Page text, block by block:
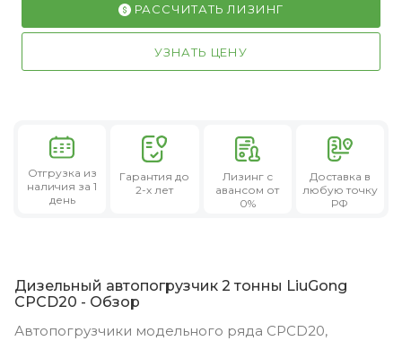
РАССЧИТАТЬ ЛИЗИНГ
УЗНАТЬ ЦЕНУ
Отгрузка из
наличия за 1
день
Гарантия до
2-х лет
Лизингс
авансом от
0%
Доставка в
любую точку
РФ
Дизельный автопогрузчик 2 тонны LiuGong
CPCD20 - Обзор
Автопогрузчики модельного ряда CPCD20,